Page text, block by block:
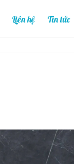
Liên hệ Tin tức